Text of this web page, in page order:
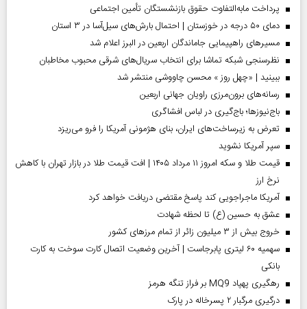
پرداخت مابه‌التفاوت حقوق بازنشستگان تأمین اجتماعی
دمای ۵۰ درجه در خوزستان | احتمال بارش‌های سیل‌آسا در ۳ استان
مسیر‌های راهپیمایی جاماندگان اربعین در البرز اعلام شد
نظرسنجی شبکه تماشا برای انتخاب سریال‌های شرقی محبوب مخاطبان
ببینید | «چهل روز » محسن چاووشی منتشر شد
رسانه‌های برون‌مرزی راویان جهانی اربعین
باج‌نیوزها؛ باج‌گیری در لباس افشاگری
تعرض به زیرساخت‌های ایران، بنای هژمونی آمریکا را فرو می‌ریزد
سپر آمریکا نشوید
قیمت طلا و سکه امروز ۱۱ مرداد ۱۴۰۵ | افت قیمت طلا در بازار تهران با کاهش
نرخ ارز
آمریکا ماجراجویی کند پاسخ مقتضی دریافت خواهد کرد
عشق به حسین (ع) تا لحظه شهادت
خروج بیش از ۳ میلیون زائر از تمام مرز‌های کشور
سهمیه ۶۰ لیتری پابرجاست | آخرین وضعیت اتصال کارت سوخت به کارت
بانکی
رهگیری پهپاد MQ9 بر فراز تنگه هرمز
درگیری مرگبار ۲ پسرخاله در پارک